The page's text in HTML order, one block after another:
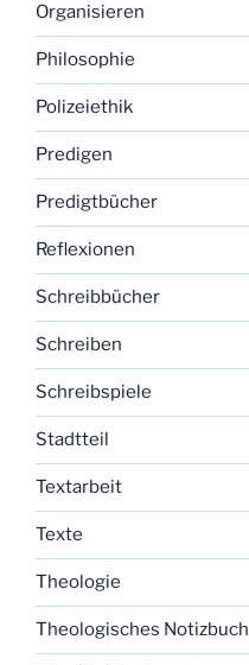
Organisieren
Philosophie
Polizeiethik
Predigen
Predigtbücher
Reflexionen
Schreibbücher
Schreiben
Schreibspiele
Stadtteil
Textarbeit
Texte
Theologie
Theologisches Notizbuch